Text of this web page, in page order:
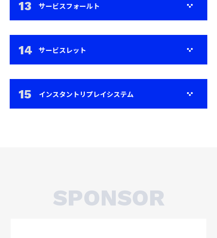
サービスフォールト
サービスレット
インスタントリプレイシステム
SPONSOR